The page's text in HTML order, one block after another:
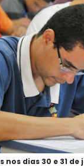
dias 30 e 31 de